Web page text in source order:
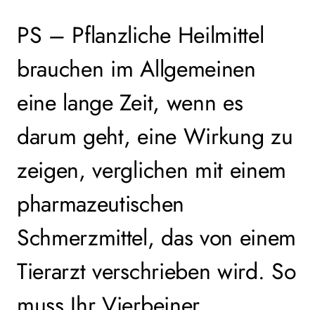
PS – Pflanzliche Heilmittel
brauchen im Allgemeinen
eine lange Zeit, wenn es
darum geht, eine Wirkung zu
zeigen, verglichen mit einem
pharmazeutischen
Schmerzmittel, das von einem
Tierarzt verschrieben wird. So